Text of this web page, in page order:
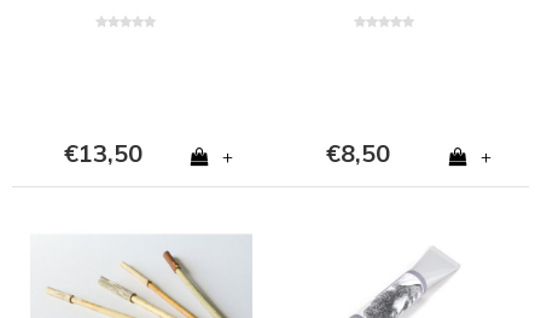
€13,50 + €8,50 +